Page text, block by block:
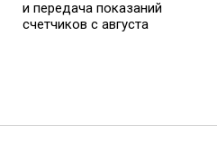
и передача показаний
счетчиков с августа